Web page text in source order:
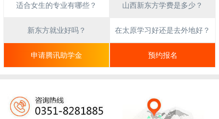
适合女生的专业有哪些？ 山西新东方学费是多少？
新东方就业好吗？ 在太原学习好还是去外地好？
申请腾讯助学金 预约报名